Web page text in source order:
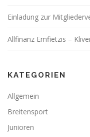
Einladung zur
Allfinanz Emfietzis –
KATEGORIEN
Allgemein
Breitensport
Junioren